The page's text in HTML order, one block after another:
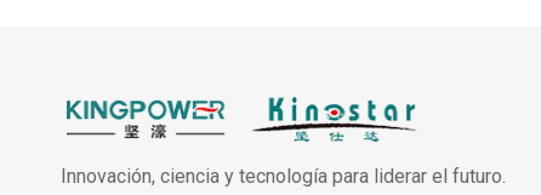
Innovación, ciencia y tecnología para liderar el futuro.